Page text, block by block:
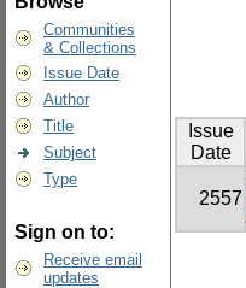
Communities
& Collections
Issue Date
Author
Title
Subject
Type
Sign on to:
Receive email
updates
Issue
Date
2557